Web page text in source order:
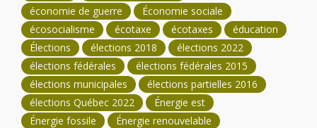
économie de guerre
Économie sociale
écosocialisme
écotaxe écotaxes
éducation
Élections
élections 2018
élections 2022
élections fédérales
élections fédérales 2015
élections municipales
élections partielles 2016
élections Québec 2022
Énergie est
Énergie fossile
Énergie renouvelable